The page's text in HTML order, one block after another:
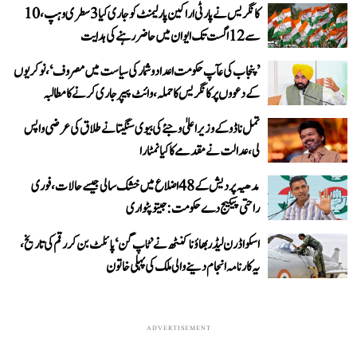
کانگریس نے پارٹی اراکین پارلیمنٹ کو جاری کیا 3 سطری وہپ، 10
سے 12 اگست تک ایوان میں حاضر رہنے کی ہدایت
’پنجاب کی عآپ حکومت اعداد و شمار کی سیاست میں مصروف‘، نوکریوں
کے دعووں پر کانگریس کا حملہ، وائٹ پیپر جاری کرنے کا مطالبہ
تمل ناڈو کے وزیر اعلیٰ وجئے کی بیوی سنگیتا نے طلاق کی عرضی واپس
لی، عدالت نے مقدمے کا کیا نمٹارا
مدھیہ پردیش کے 48 اضلاع میں خشک سالی جیسے حالات، فوری
راحتی پیکیج دے حکومت: جیتو پٹواری
اسکواڈرن لیڈر بھاؤنا کنٹھ نے ’ٹاپ گن‘ پائلٹ بن کر رقم کی تاریخ،
یہ کارنامہ انجام دینے والی ملک کی پہلی خاتون
ADVERTISEMENT